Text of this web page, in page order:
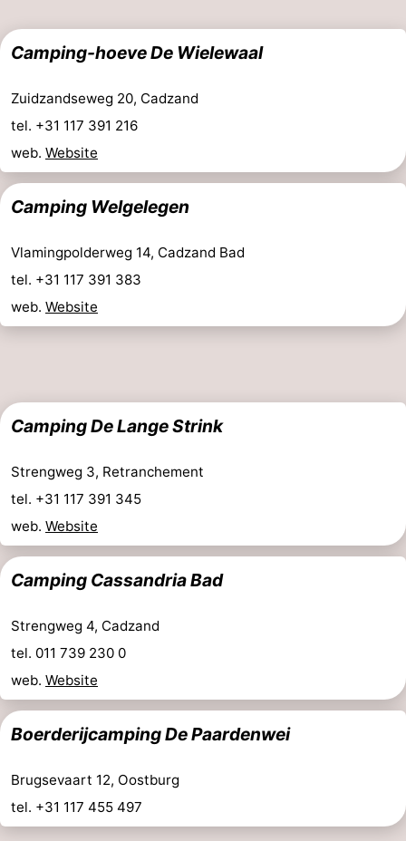
Camping-hoeve De Wielewaal
Zuidzandseweg 20, Cadzand
tel. +31 117 391 216
web. Website
Camping Welgelegen
Vlamingpolderweg 14, Cadzand Bad
tel. +31 117 391 383
web. Website
Camping De Lange Strink
Strengweg 3, Retranchement
tel. +31 117 391 345
web. Website
Camping Cassandria Bad
Strengweg 4, Cadzand
tel. 011 739 230 0
web. Website
Boerderijcamping De Paardenwei
Brugsevaart 12, Oostburg
tel. +31 117 455 497